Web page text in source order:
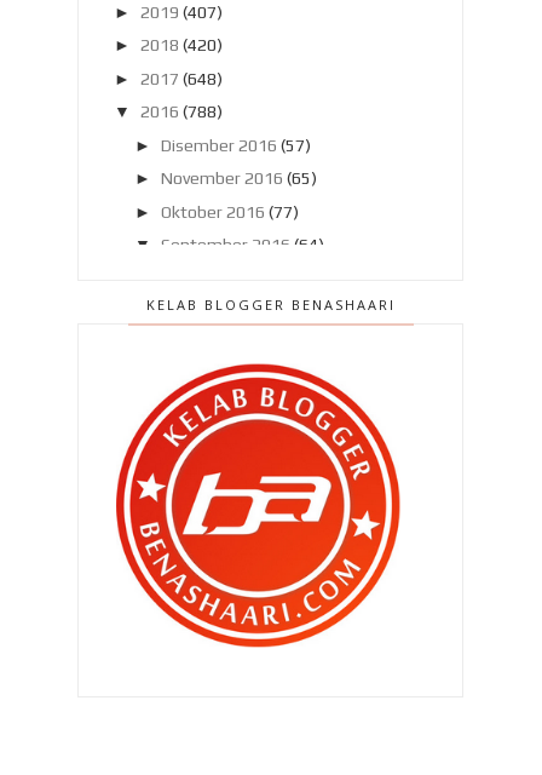
► 2019 (407)
► 2018 (420)
► 2017 (648)
▼
2016 (788)
► Disember 2016 (57)
► November 2016 (65)
► Oktober 2016 (77)
▼
September 2016 (64)
Bila aku dipelawa beri kursus media
Anak perempuan cepat merajuk ?
Stress dengan dengkur !
Kenapa perlu pilih XCAPE RESORT
Sg.Lembing ?
Cabaran bermula..
Terharu sangat…
KELAB BLOGGER BENASHAARI